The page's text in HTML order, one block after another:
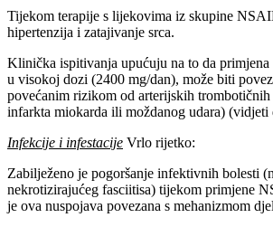
Tijekom terapije s lijekovima iz skupine
hipertenzija i zatajivanje srca.
Klinička ispitivanja upućuju na to da
u visokoj dozi (2400 mg/dan), može biti
povećanim rizikom od arterijskih
infarkta miokarda ili moždanog udara) (vidjeti
Infekcije i infestacije Vrlo rijetko:
Zabilježeno je pogoršanje infektivnih bolesti
nekrotizirajućeg fasciitisa) tijekom primjene
je ova nuspojava povezana s mehanizmom